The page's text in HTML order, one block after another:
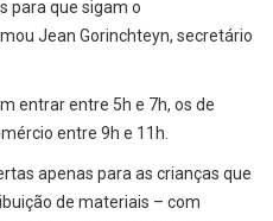
para que sigam o
Jean Gorinchteyn, secretário
entrar entre 5h e 7h, os de
entre 9h e 11h.
apenas para as crianças que
de materiais – com